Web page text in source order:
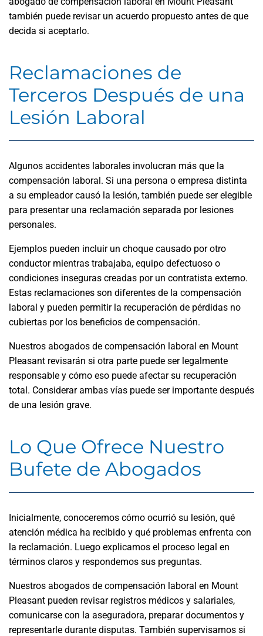
también puede revisar un acuerdo propuesto antes de que
decida si aceptarlo.
Reclamaciones de
Terceros Después de una
Lesión Laboral
Algunos accidentes laborales involucran más que la
compensación laboral. Si una persona o empresa distinta
a su empleador causó la lesión, también puede ser elegible
para presentar una reclamación separada por lesiones
personales.
Ejemplos pueden incluir un choque causado por otro
conductor mientras trabajaba, equipo defectuoso o
condiciones inseguras creadas por un contratista externo.
Estas reclamaciones son diferentes de la compensación
laboral y pueden permitir la recuperación de pérdidas no
cubiertas por los beneficios de compensación.
Nuestros abogados de compensación laboral en Mount
Pleasant revisarán si otra parte puede ser legalmente
responsable y cómo eso puede afectar su recuperación
total. Considerar ambas vías puede ser importante después
de una lesión grave.
Lo Que Ofrece Nuestro
Bufete de Abogados
Inicialmente, conoceremos cómo ocurrió su lesión, qué
atención médica ha recibido y qué problemas enfrenta con
la reclamación. Luego explicamos el proceso legal en
términos claros y respondemos sus preguntas.
Nuestros abogados de compensación laboral en Mount
Pleasant pueden revisar registros médicos y salariales,
comunicarse con la aseguradora, preparar documentos y
representarle durante disputas. También supervisamos si